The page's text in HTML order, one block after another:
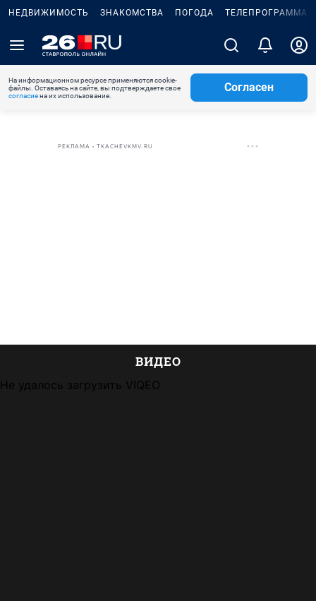
НЕДВИЖИМОСТЬ ЗНАКОМСТВА ПОГОДА ТЕЛЕПРОГРАММА
На информационном ресурсе применяются cookie-
файлы. Оставаясь на сайте, вы подтверждаете свое
согласиена их использование.
Согласен
РЕКЛАМА • TKACHEVKMV.RU
ВИДЕО
Не удалось загрузить VIQEO